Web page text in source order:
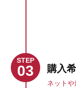
STEP
03 購入
ネット